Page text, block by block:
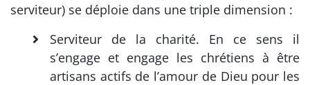
serviteur) se déploie dans une triple dimension :
Serviteur de la charité. En ce sens il
s’engage et engage les chrétiens à être
artisans actifs de l’amour de Dieu pour les